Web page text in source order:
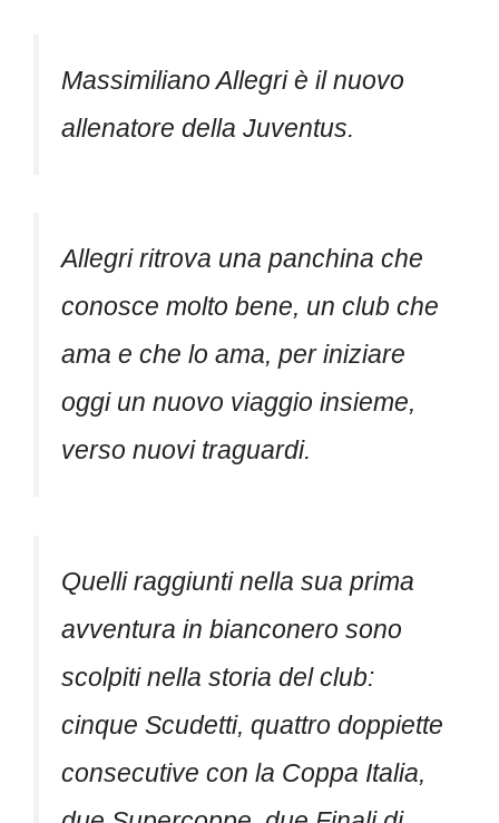
Massimiliano Allegri è il nuovo
allenatore della Juventus.
Allegri ritrova una panchina che
conosce molto bene, un club che
ama e che lo ama, per iniziare
oggi un nuovo viaggio insieme,
verso nuovi traguardi.
Quelli raggiunti nella sua prima
avventura in bianconero sono
scolpiti nella storia del club:
cinque Scudetti, quattro doppiette
consecutive con la Coppa Italia,